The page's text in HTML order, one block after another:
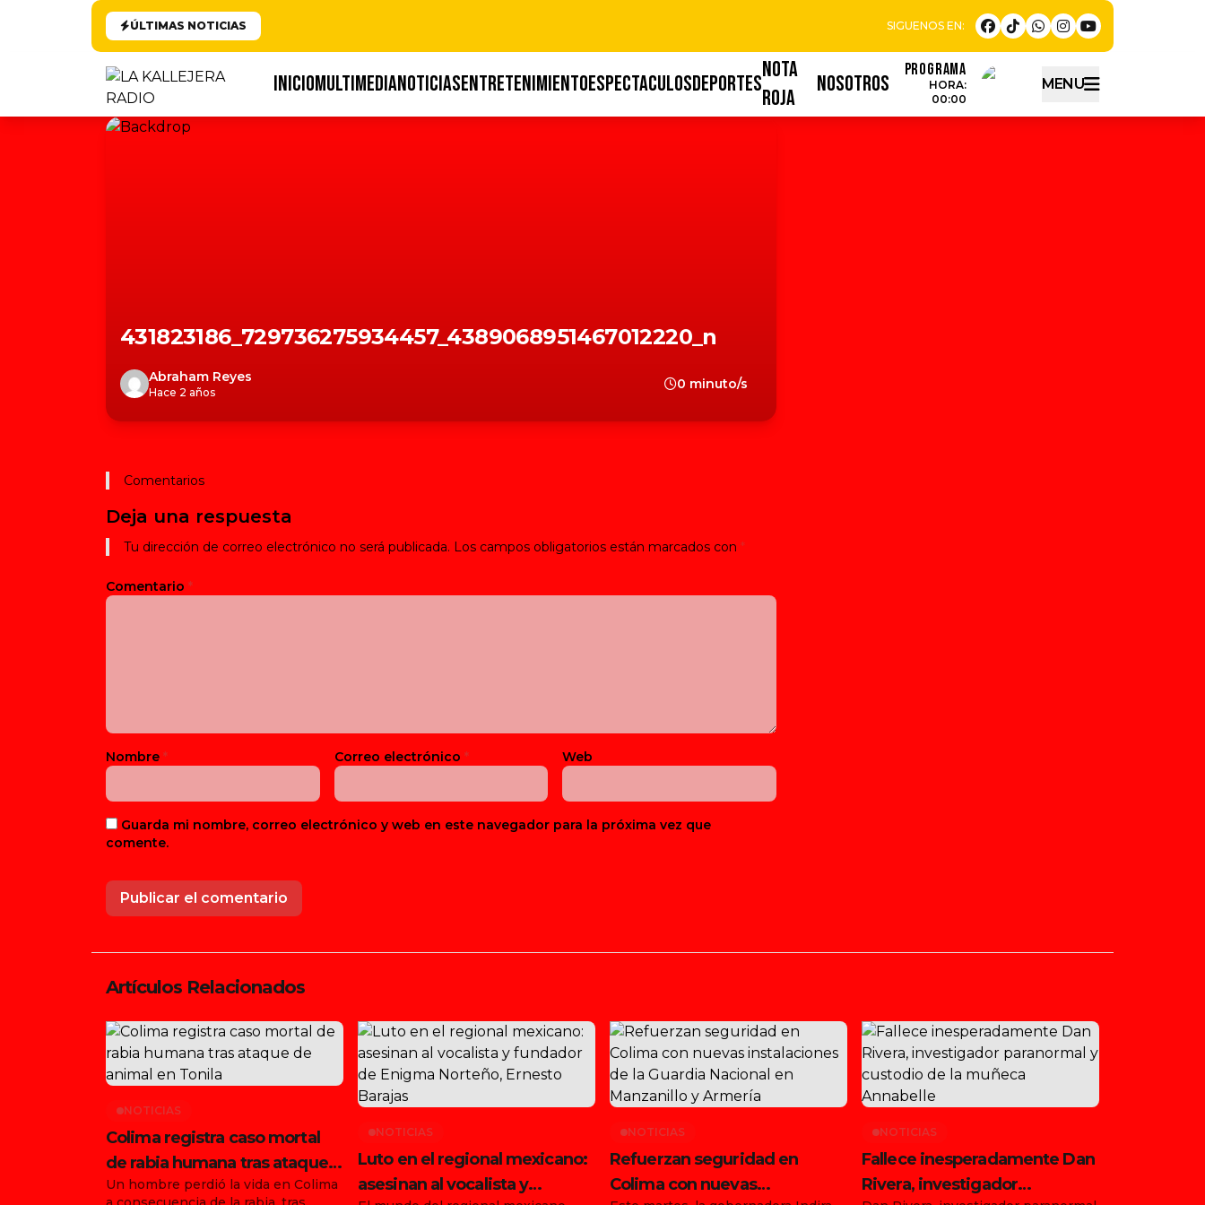
ÚLTIMAS NOTICIAS
INICIOMULTIMEDIANOTICIASENTRETENIMIENTOESPECTACULOSDEPORTES
NOTA
ROJA
NOSOTROS
Programa
HORA:
00:00
MENU
431823186_729736275934457_4389068951467012220_n
Abraham Reyes
Hace 2 años
0 minuto/s
Comentarios
Deja una respuesta
Tu dirección de correo electrónico no será publicada. Los campos obligatorios están marcados con *
Comentario *
Nombre * Correo electrónico * Web
Guarda mi nombre, correo electrónico y web en este navegador para la próxima vez que
comente.
Artículos Relacionados
NOTICIAS
Colima registra caso mortal
de rabia humana tras ataque
de animal en Tonila
Un hombre perdió la vida en Colima
NOTICIAS
Luto en el regional mexicano:
asesinan al vocalista y
NOTICIAS
Refuerzan seguridad en
Colima con nuevas
NOTICIAS
Fallece inesperadamente Dan
Rivera, investigador